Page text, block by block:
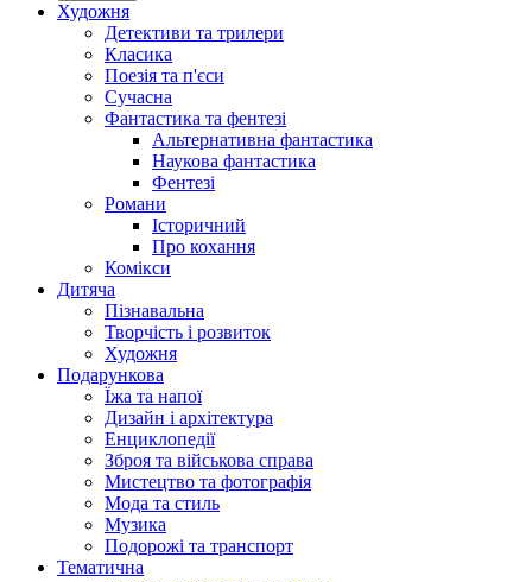
Художня
Детективи та трилери
Класика
Поезія та п'єси
Сучасна
Фантастика та фентезі
Альтернативна фантастика
Наукова фантастика
Фентезі
Романи
Історичний
Про кохання
Комікси
Дитяча
Пізнавальна
Творчість і розвиток
Художня
Подарункова
Їжа та напої
Дизайн і архітектура
Енциклопедії
Зброя та військова справа
Мистецтво та фотографія
Мода та стиль
Музика
Подорожі та транспорт
Тематична